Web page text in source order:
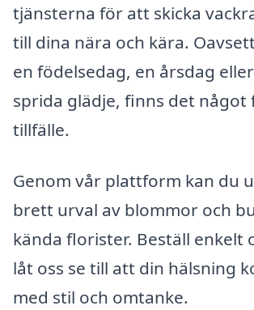
tjänsterna för att skicka
till dina nära och kära.
en födelsedag, en årsdag
sprida glädje, finns det något
tillfälle.
Genom vår plattform kan du
brett urval av blommor och
kända florister. Beställ enkelt
låt oss se till att din hälsning
med stil och omtanke.